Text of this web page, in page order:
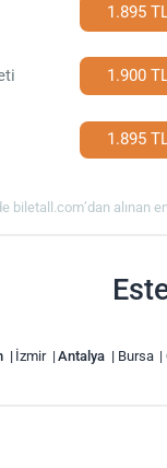
1.895
1.900
1.895
biletall.com’dan alınan
İzmir Antalya Bursa